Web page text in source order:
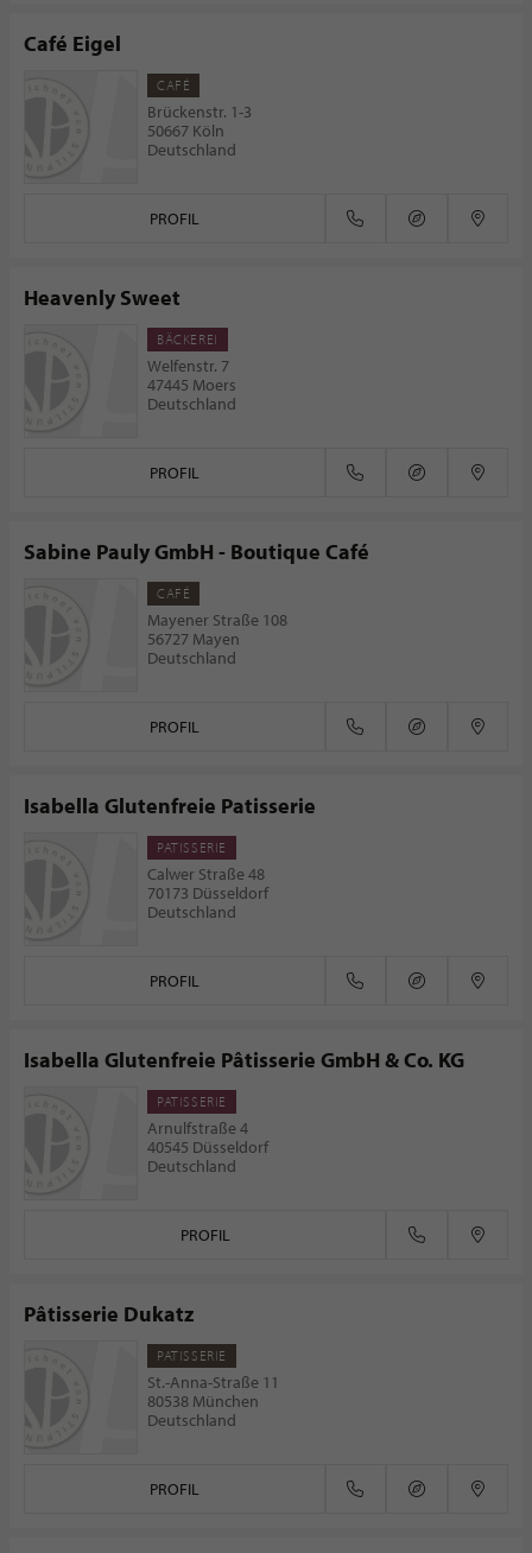
Café Eigel
CAFÉ
Brückenstr. 1-3
50667 Köln
Deutschland
PROFIL
Heavenly Sweet
BÄCKEREI
Welfenstr. 7
47445 Moers
Deutschland
PROFIL
Sabine Pauly GmbH - Boutique Café
CAFÉ
Mayener Straße 108
56727 Mayen
Deutschland
PROFIL
Isabella Glutenfreie Patisserie
PATISSERIE
Calwer Straße 48
70173 Düsseldorf
Deutschland
PROFIL
Isabella Glutenfreie Pâtisserie GmbH & Co. KG
PATISSERIE
Arnulfstraße 4
40545 Düsseldorf
Deutschland
PROFIL
Pâtisserie Dukatz
PATISSERIE
St.-Anna-Straße 11
80538 München
Deutschland
PROFIL